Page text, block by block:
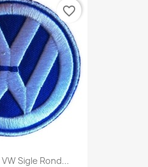
Sigle Rond...
favorite_border